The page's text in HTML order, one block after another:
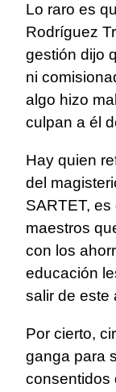
Lo raro es
Rodríguez
gestión dijo
ni
algo hizo
culpan a él
Hay quien
del
SARTET,
maestros
con los
educación
salir de este
Por cierto,
ganga para
consentidos